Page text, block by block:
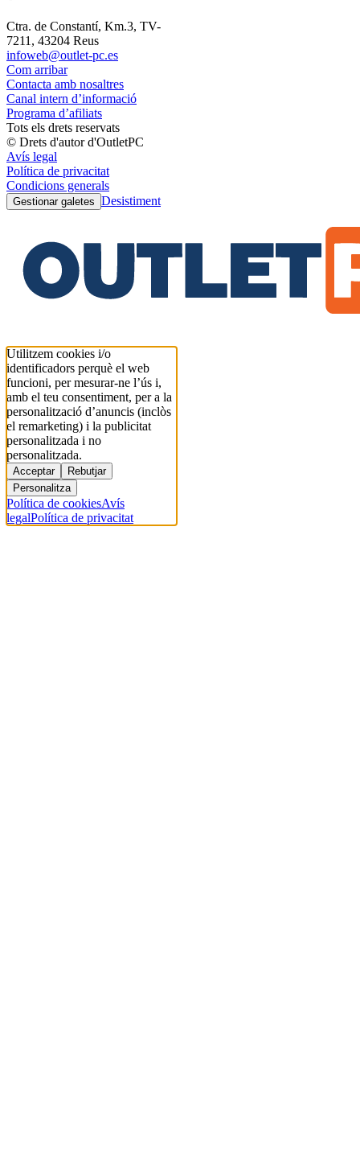
Ctra. de Constantí, Km.3, TV-
7211, 43204 Reus
infoweb@outlet-pc.es
Com arribar
Contacta amb nosaltres
Canal intern d’informació
Programa d’afiliats
Tots els drets reservats
© Drets d'autor d'OutletPC
Avís legal
Política de privacitat
Condicions generals
Gestionar galetes Desistiment
Utilitzem cookies i/o
identificadors perquè el web
funcioni, per mesurar-ne l’ús i,
amb el teu consentiment, per a la
personalització d’anuncis (inclòs
el remarketing) i la publicitat
personalitzada i no
personalitzada.
Acceptar
Rebutjar
Personalitza
Política de cookiesAvís
legalPolítica de privacitat